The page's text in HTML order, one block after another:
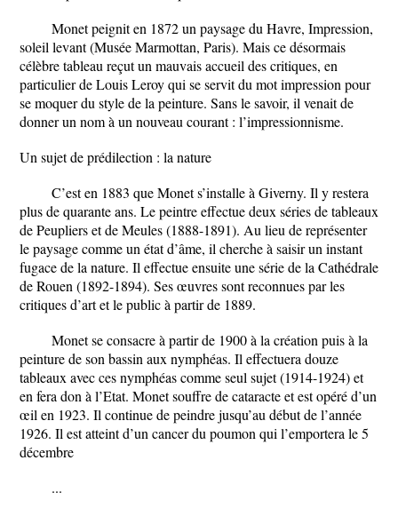
Monet peignit en 1872 un paysage du Havre, Impression,
soleil levant (Musée Marmottan, Paris). Mais ce désormais
célèbre tableau reçut un mauvais accueil des critiques, en
particulier de Louis Leroy qui se servit du mot impression pour
se moquer du style de la peinture. Sans le savoir, il venait de
donner un nom à un nouveau courant : l’impressionnisme.
Un sujet de prédilection : la nature
C’est en 1883 que Monet s’installe à Giverny. Il y restera
plus de quarante ans. Le peintre effectue deux séries de tableaux
de Peupliers et de Meules (1888-1891). Au lieu de représenter
le paysage comme un état d’âme, il cherche à saisir un instant
fugace de la nature. Il effectue ensuite une série de la Cathédrale
de Rouen (1892-1894). Ses œuvres sont reconnues par les
critiques d’art et le public à partir de 1889.
Monet se consacre à partir de 1900 à la création puis à la
peinture de son bassin aux nymphéas. Il effectuera douze
tableaux avec ces nymphéas comme seul sujet (1914-1924) et
en fera don à l’Etat. Monet souffre de cataracte et est opéré d’un
œil en 1923. Il continue de peindre jusqu’au début de l’année
1926. Il est atteint d’un cancer du poumon qui l’emportera le 5
décembre
...